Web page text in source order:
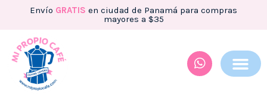
Envío GRATIS en ciudad de Panamá para compras
mayores a $35